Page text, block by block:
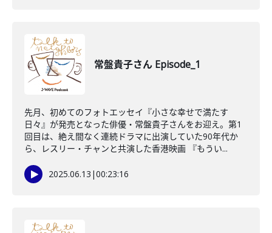
常盤貴子さん Episode_1
先月、初めてのフォトエッセイ『小さな幸せで満たす
日々』が発売となった俳優・常盤貴子さんをお迎え。第1
回目は、絶え間なく連続ドラマに出演していた90年代か
ら、レスリー・チャンと共演した香港映画 『もうい...
2025.06.13 |00:23:16